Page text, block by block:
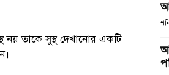
তাকে সুস্থ দেখানোর একটি